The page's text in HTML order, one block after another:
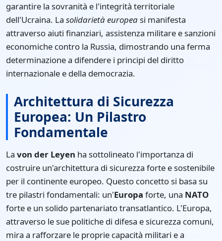
garantire la sovranità e l'integrità territoriale
dell'Ucraina. La solidarietà europeasi manifesta
attraverso aiuti finanziari, assistenza militare e sanzioni
economiche contro la Russia, dimostrando una ferma
determinazione a difendere i principi del diritto
internazionale e della democrazia.
Architettura di Sicurezza
Europea: Un Pilastro
Fondamentale
La von der Leyen ha sottolineato l'importanza di
costruire un'architettura di sicurezza forte e sostenibile
per il continente europeo. Questo concetto si basa su
tre pilastri fondamentali: un'Europa forte, una NATO
forte e un solido partenariato transatlantico. L'Europa,
attraverso le sue politiche di difesa e sicurezza comuni,
mira a rafforzare le proprie capacità militari e a